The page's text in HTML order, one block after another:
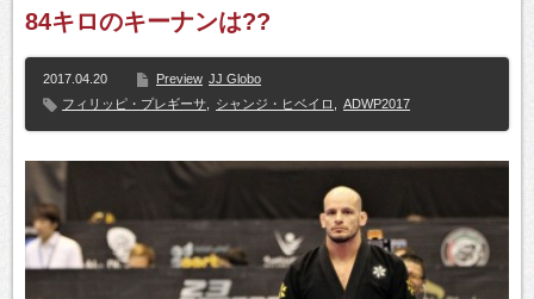
84キロのキーナンは??
2017.04.20 Preview JJ Globo
フィリッピ・プレギーサ
シャンジ・ヒベイロ ADWP2017